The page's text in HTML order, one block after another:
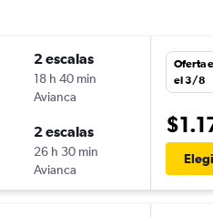
2 escalas
18 h 40 min
Avianca
2 escalas
26 h 30 min
Avianca
Oferta
el 3/8